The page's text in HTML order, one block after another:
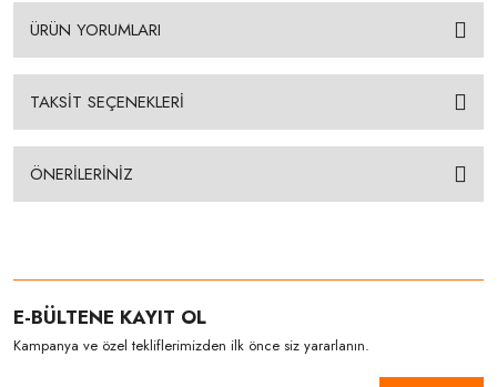
ÜRÜN YORUMLARI
TAKSİT SEÇENEKLERİ
ÖNERİLERİNİZ
E-BÜLTENE KAYIT OL
Kampanya ve özel tekliflerimizden ilk önce siz yararlanın.